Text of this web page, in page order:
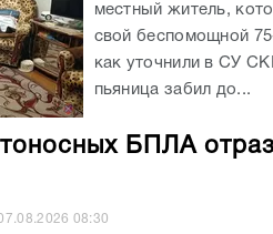
местный житель,
свой беспомощной
как уточнили в СУ
пьяница забил до...
БПЛА
08:30